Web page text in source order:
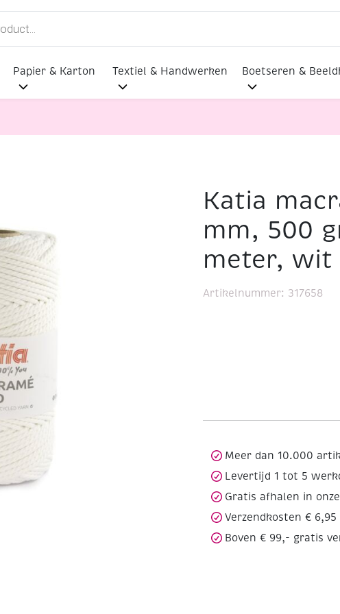
Papier & Karton Textiel & Handwerken Boetseren &
Katia macrame cord, 5 mm, 500 gram, c.a. 100
Katia
mm, 500
meter, wit
Artikelnummer: 317658
Meer dan 10.000
Levertijd 1 tot 5
Gratis afhalen in
Verzendkosten € 6,95
Boven € 99,- gratis